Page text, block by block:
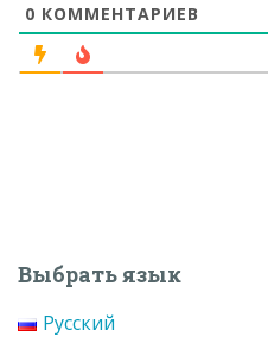
0 КОММЕНТАРИЕВ
Выбрать язык
Русский